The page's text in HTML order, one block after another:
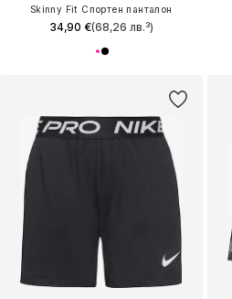
Skinny Fit Спортен панталон
34,90 €(68,26 лв.³)